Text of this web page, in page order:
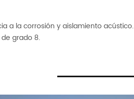
a la corrosión y aislamiento acústico.
grado 8.